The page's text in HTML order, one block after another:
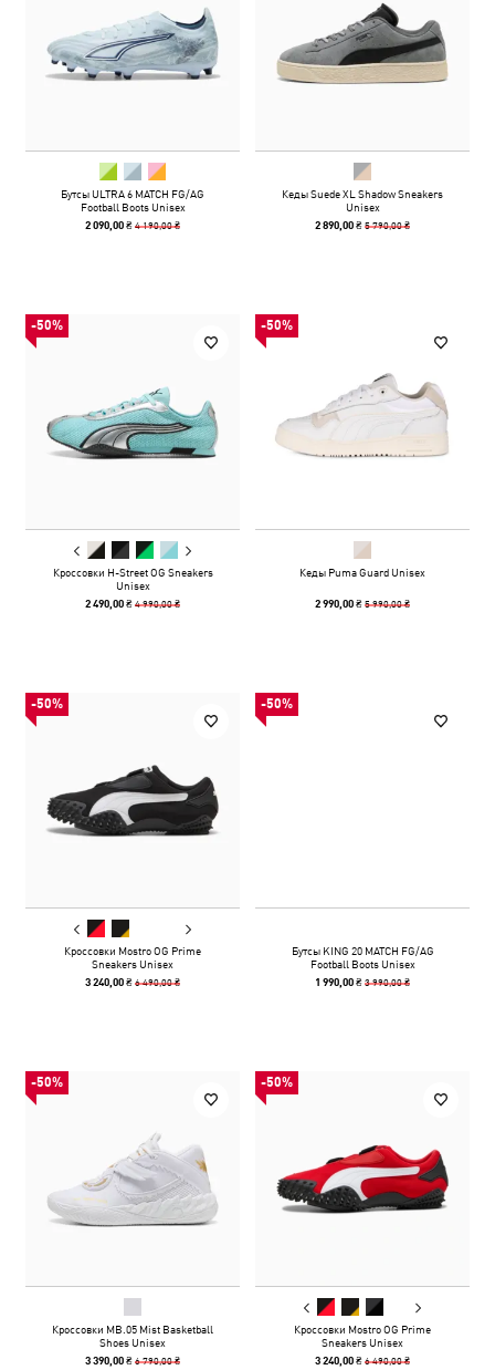
Бутсы ULTRA 6 MATCH FG/AG
Football Boots Unisex
2 090,00 ₴4 190,00 ₴
Кеды Suede XL Shadow Sneakers
Unisex
2 890,00 ₴5 790,00 ₴
-50%
Кроссовки H-Street OG Sneakers
Unisex
2 490,00 ₴4 990,00 ₴
-50%
Кеды Puma Guard Unisex
2 990,00 ₴5 990,00 ₴
-50%
Кроссовки Mostro OG Prime
Sneakers Unisex
3 240,00 ₴6 490,00 ₴
-50%
Бутсы KING 20 MATCH FG/AG
Football Boots Unisex
1 990,00 ₴3 990,00 ₴
-50%
Кроссовки MB.05 Mist Basketball
Shoes Unisex
3 390,00 ₴6 790,00 ₴
-50%
Кроссовки Mostro OG Prime
Sneakers Unisex
3 240,00 ₴6 490,00 ₴